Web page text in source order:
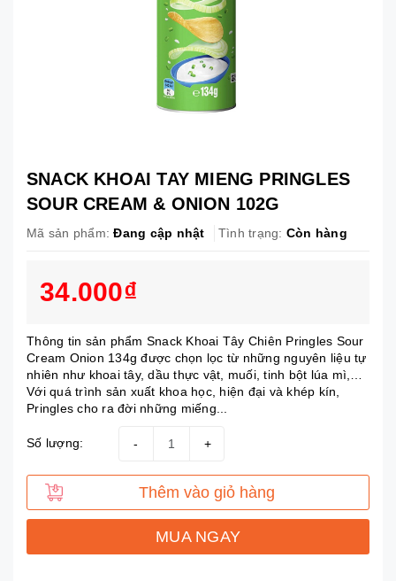
SNACK KHOAI TAY MIENG PRINGLES
SOUR CREAM & ONION 102G
Mã sản phẩm: Đang cập nhật Tình trạng: Còn hàng
34.000₫
Thông tin sản phẩm Snack Khoai Tây Chiên Pringles Sour
Cream Onion 134g được chọn lọc từ những nguyên liệu tự
nhiên như khoai tây, dầu thực vật, muối, tinh bột lúa mì,…
Với quá trình sản xuất khoa học, hiện đại và khép kín,
Pringles cho ra đời những miếng...
Số lượng: +
-
Thêm vào giỏ hàng
MUA NGAY